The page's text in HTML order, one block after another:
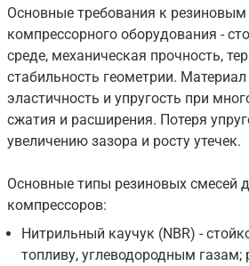
Основные требования к
компрессорного оборудования -
среде, механическая прочность,
стабильность геометрии.
эластичность и упругость при
сжатия и расширения. Потеря
увеличению зазора и росту утечек.
Основные типы резиновых смесей
компрессоров:
Нитрильный каучук (NBR) -
топливу, углеводородным газам;